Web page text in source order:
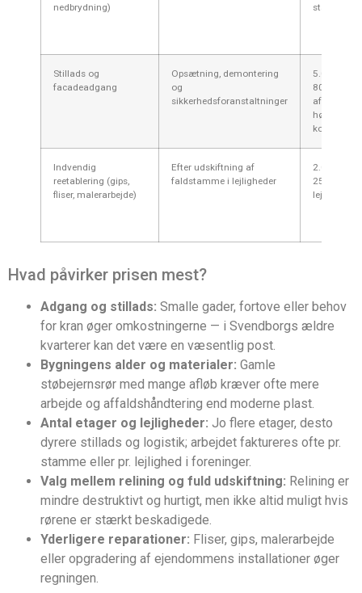
nedbrydning)
stamme
Stillads og
facadeadgang
Opsætning, demontering
og
sikkerhedsforanstaltninger
5.000–
80.000 kr.
afhængig
højde og
Indvendig
reetablering (gips,
fliser, malerarbejde)
Efter udskiftning af
faldstamme i lejligheder
2.000–
25.000 kr.
lejlighed
Hvad påvirker prisen mest?
Adgang og stillads: Smalle gader, fortove eller behov
for kran øger omkostningerne — i Svendborgs ældre
kvarterer kan det være en væsentlig post.
Bygningens alder og materialer: Gamle
støbejernsrør med mange afløb kræver ofte mere
arbejde og affaldshåndtering end moderne plast.
Antal etager og lejligheder: Jo flere etager, desto
dyrere stillads og logistik; arbejdet faktureres ofte pr.
stamme eller pr. lejlighed i foreninger.
Valg mellem relining og fuld udskiftning: Relining er
mindre destruktivt og hurtigt, men ikke altid muligt hvis
rørene er stærkt beskadigede.
Yderligere reparationer: Fliser, gips, malerarbejde
eller opgradering af ejendommens installationer øger
regningen.